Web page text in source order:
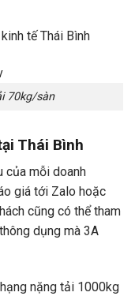
tế Thái Bình
70kg/sàn
Thái Bình
của mỗi doanh
giá tới Zalo hoặc
cũng có thể tham
dụng mà 3A
nặng tải 1000kg